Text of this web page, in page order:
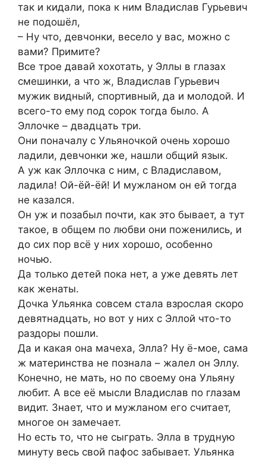
так и кидали, пока к ним Владислав Гурьевич
не подошёл,
– Ну что, девчонки, весело у вас, можно с
вами? Примите?
Все трое давай хохотать, у Эллы в глазах
смешинки, а что ж, Владислав Гурьевич
мужик видный, спортивный, да и молодой. И
всего-то ему под сорок тогда было. А
Эллочке – двадцать три.
Они поначалу с Ульяночкой очень хорошо
ладили, девчонки же, нашли общий язык.
А уж как Эллочка с ним, с Владиславом,
ладила! Ой-ёй-ёй! И мужланом он ей тогда
не казался.
Он уж и позабыл почти, как это бывает, а тут
такое, в общем по любви они поженились, и
до сих пор всё у них хорошо, особенно
ночью.
Да только детей пока нет, а уже девять лет
как женаты.
Дочка Ульянка совсем стала взрослая скоро
девятнадцать, но вот у них с Эллой что-то
раздоры пошли.
Да и какая она мачеха, Элла? Ну ё-мое, сама
ж материнства не познала – жалел он Эллу.
Конечно, не мать, но по своему она Ульяну
любит. А все её мысли Владислав по глазам
видит. Знает, что и мужланом его считает,
многое он замечает.
Но есть то, что не сыграть. Элла в трудную
минуту весь свой пафос забывает. Ульянка